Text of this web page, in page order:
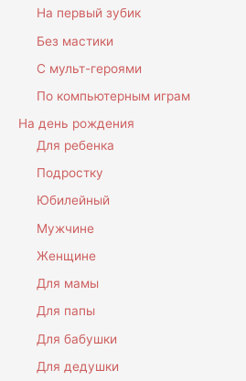
На первый зубик
Без мастики
С мульт-героями
По компьютерным играм
На день рождения
Для ребенка
Подростку
Юбилейный
Мужчине
Женщине
Для мамы
Для папы
Для бабушки
Для дедушки